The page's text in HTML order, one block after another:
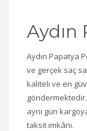
Aydın
Aydın Papatya
ve gerçek saç
kaliteli ve en
aynı gün
taksit imkânı.